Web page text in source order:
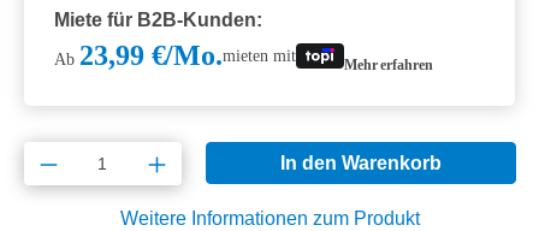
Miete für B2B-Kunden:
Ab 23,99 €/Mo.mieten mit Mehr erfahren
Produkt Anzahl: Gib den gewünschten
In den Warenkorb
Weitere Informationen zum Produkt